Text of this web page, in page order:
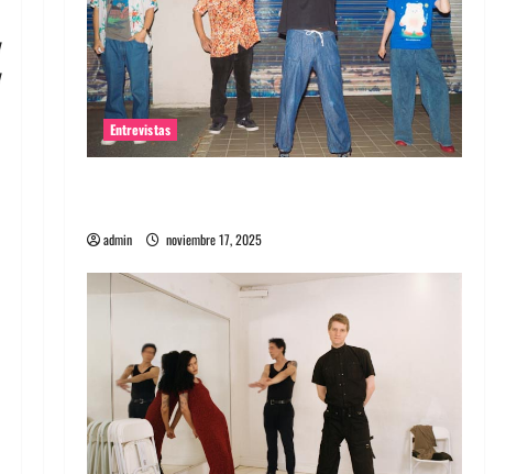
Entrevistas
admin noviembre 17, 2025